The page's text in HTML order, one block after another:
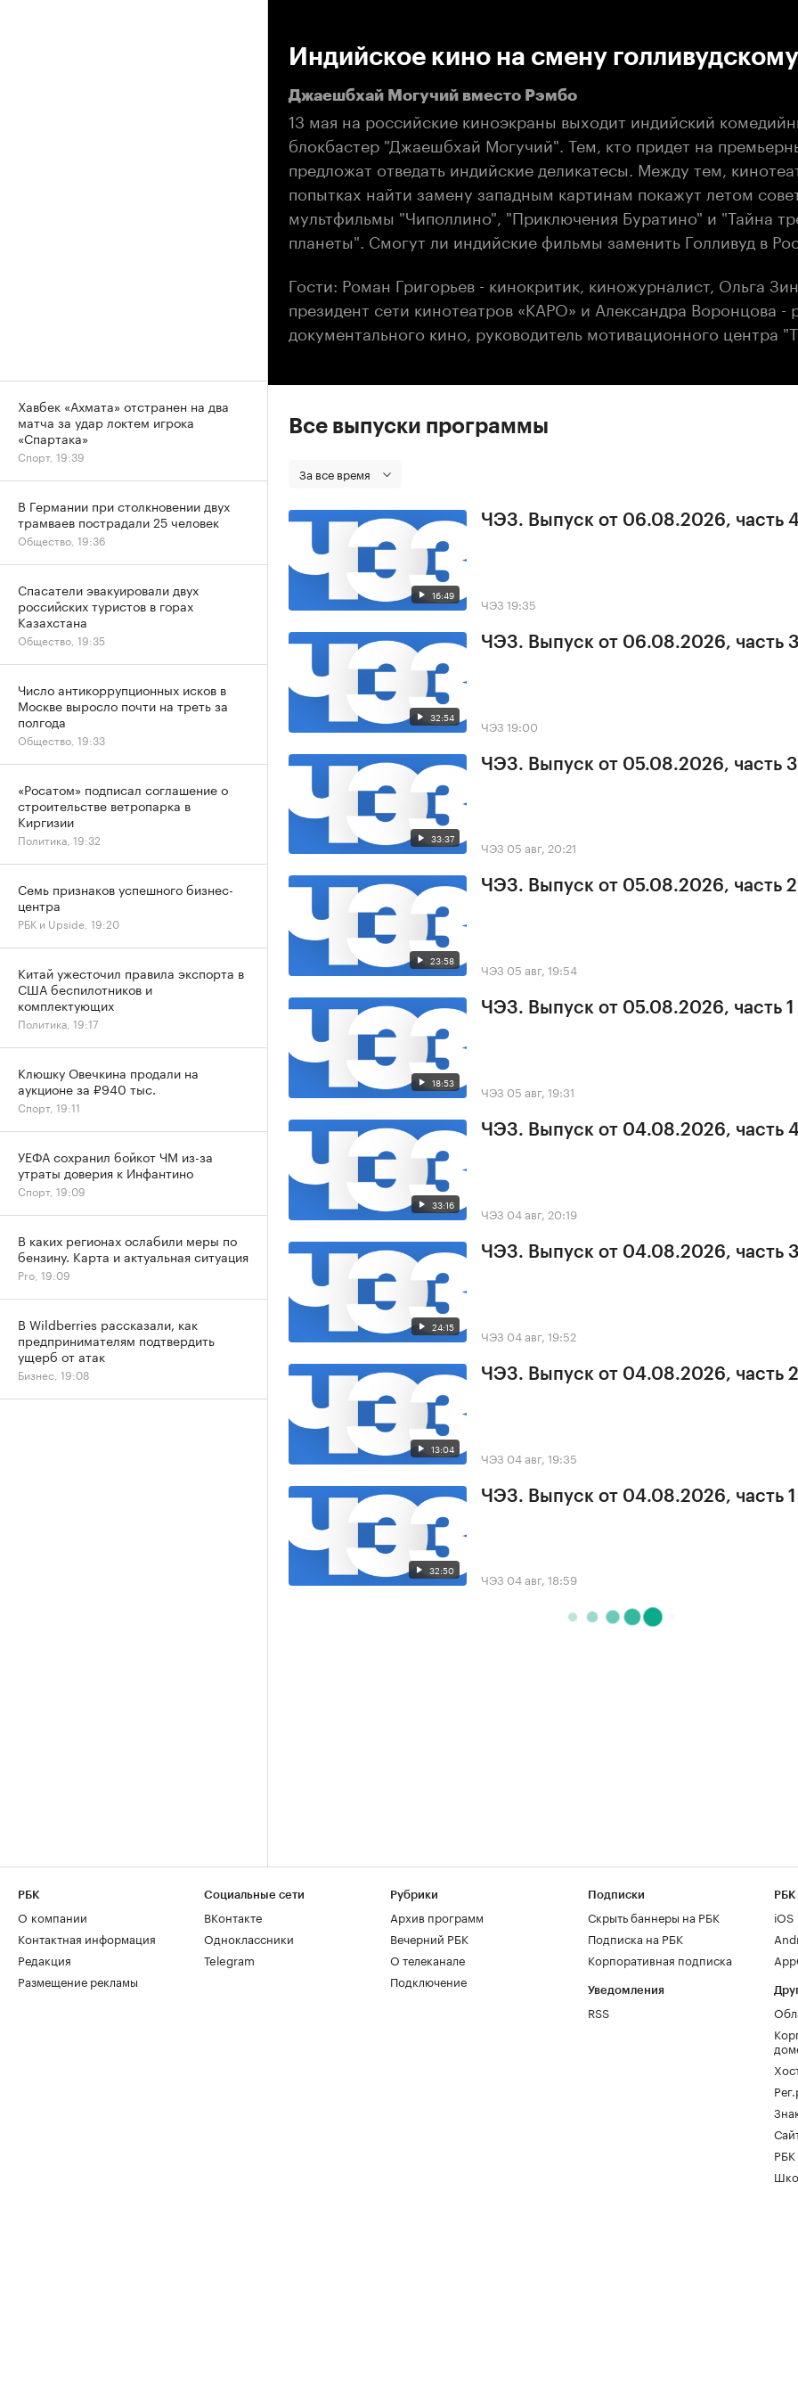
Индийское кино на смену голливудскому
Джаешбхай Могучий вместо Рэмбо
13 мая на российские киноэкраны выходит индийский
блокбастер "Джаешбхай Могучий". Тем, кто придет на
предложат отведать индийские деликатесы. Между тем,
попытках найти замену западным картинам покажут летом
мультфильмы "Чиполлино", "Приключения Буратино" и "Тайна
планеты". Смогут ли индийские фильмы заменить Голливуд в
Гости: Роман Григорьев - кинокритик, киножурналист, Ольга
президент сети кинотеатров «КАРО» и Александра Воронцова -
документального кино, руководитель мотивационного центра
Все выпуски программы
За все время
16:49
ЧЭЗ. Выпуск от 06.08.2026, часть
ЧЭЗ 19:35
32:54
ЧЭЗ. Выпуск от 06.08.2026, часть
ЧЭЗ 19:00
33:37
ЧЭЗ. Выпуск от 05.08.2026, часть 3
ЧЭЗ 05 авг, 20:21
23:58
ЧЭЗ. Выпуск от 05.08.2026, часть 2
ЧЭЗ 05 авг, 19:54
18:53
ЧЭЗ. Выпуск от 05.08.2026, часть 1
ЧЭЗ 05 авг, 19:31
33:16
ЧЭЗ. Выпуск от 04.08.2026, часть
ЧЭЗ 04 авг, 20:19
24:15
ЧЭЗ. Выпуск от 04.08.2026, часть
ЧЭЗ 04 авг, 19:52
13:04
ЧЭЗ. Выпуск от 04.08.2026, часть 2
ЧЭЗ 04 авг, 19:35
32:50
ЧЭЗ. Выпуск от 04.08.2026, часть 1
ЧЭЗ 04 авг, 18:59
Хавбек «Ахмата» отстранен на два
матча за удар локтем игрока
«Спартака»
Спорт, 19:39
В Германии при столкновении двух
трамваев пострадали 25 человек
Общество, 19:36
Спасатели эвакуировали двух
российских туристов в горах
Казахстана
Общество, 19:35
Число антикоррупционных исков в
Москве выросло почти на треть за
полгода
Общество, 19:33
«Росатом» подписал соглашение о
строительстве ветропарка в
Киргизии
Политика, 19:32
Семь признаков успешного бизнес-
центра
РБК и Upside, 19:20
Китай ужесточил правила экспорта в
США беспилотников и
комплектующих
Политика, 19:17
Клюшку Овечкина продали на
аукционе за ₽940 тыс.
Спорт, 19:11
УЕФА сохранил бойкот ЧМ из-за
утраты доверия к Инфантино
Спорт, 19:09
В каких регионах ослабили меры по
бензину. Карта и актуальная ситуация
Pro, 19:09
В Wildberries рассказали, как
предпринимателям подтвердить
ущерб от атак
Бизнес, 19:08
РБК
О компании
Контактная информация
Редакция
Размещение рекламы
Социальные сети
ВКонтакте
Одноклассники
Telegram
Рубрики
Архив программ
Вечерний РБК
О телеканале
Подключение
Подписки
Скрыть баннеры на РБК
Подписка на РБК
Корпоративная подписка
Уведомления
RSS
РБК
iOS